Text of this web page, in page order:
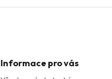
Informace pro vás